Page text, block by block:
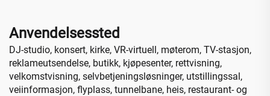
Anvendelsessted
DJ-studio, konsert, kirke, VR-virtuell, møterom, TV-stasjon,
reklameutsendelse, butikk, kjøpesenter, rettvisning,
velkomstvisning, selvbetjeningsløsninger, utstillingssal,
veiinformasjon, flyplass, tunnelbane, heis, restaurant- og